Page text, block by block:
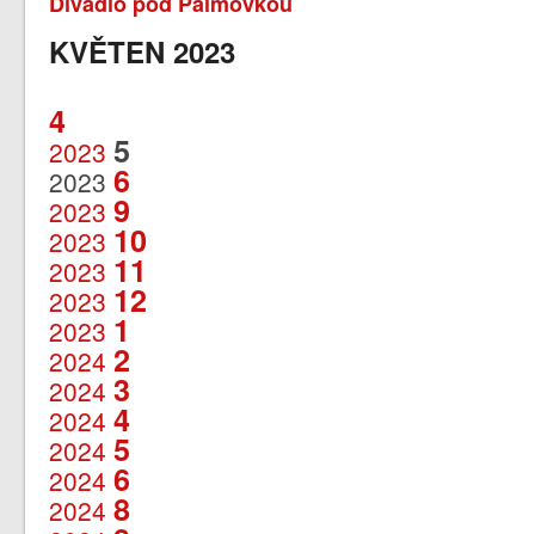
KVĚTEN 2023
4
2023 5
2023 6
2023 9
2023 10
2023 11
2023 12
2023 1
2024 2
2024 3
2024 4
2024 5
2024 6
2024 8